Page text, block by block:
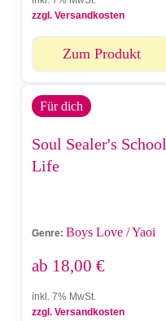
zzgl. Versandkosten
Zum Produkt
Für dich
Soul Sealer's School
Life
Genre: Boys Love / Yaoi
ab 18,00 €
inkl. 7% MwSt.
zzgl. Versandkosten